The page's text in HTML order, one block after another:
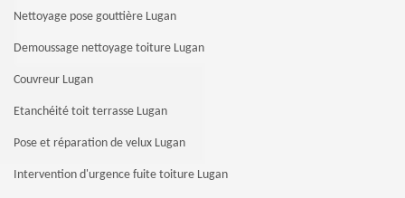
Nettoyage pose gouttière Lugan
Demoussage nettoyage toiture Lugan
Couvreur Lugan
Etanchéité toit terrasse Lugan
Pose et réparation de velux Lugan
Intervention d'urgence fuite toiture Lugan